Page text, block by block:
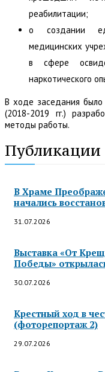
реабилитации;
о создании
медицинских
в сфере
наркотического
В ходе заседания
(2018-2019 гг.)
методы работы.
Публикации
В Храме
начались
31.07.2026
Выставка «От
Победы»
30.07.2026
Крестный ход в
(фоторепортаж 2)
29.07.2026